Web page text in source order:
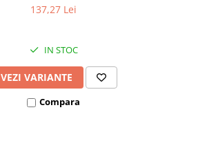
137,27 Lei
IN STOC
VEZI VARIANTE
Compara